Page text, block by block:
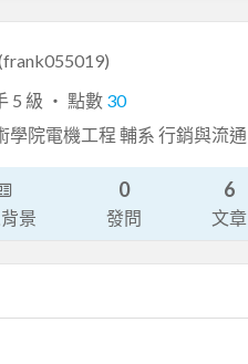
5 級 ‧ 點數 30
學院電機工程 輔系 行銷與流通
景
0
發問
6
文章